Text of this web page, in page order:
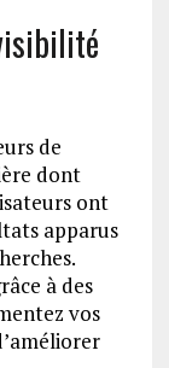
de
dont
ont
apparus
à des
vos